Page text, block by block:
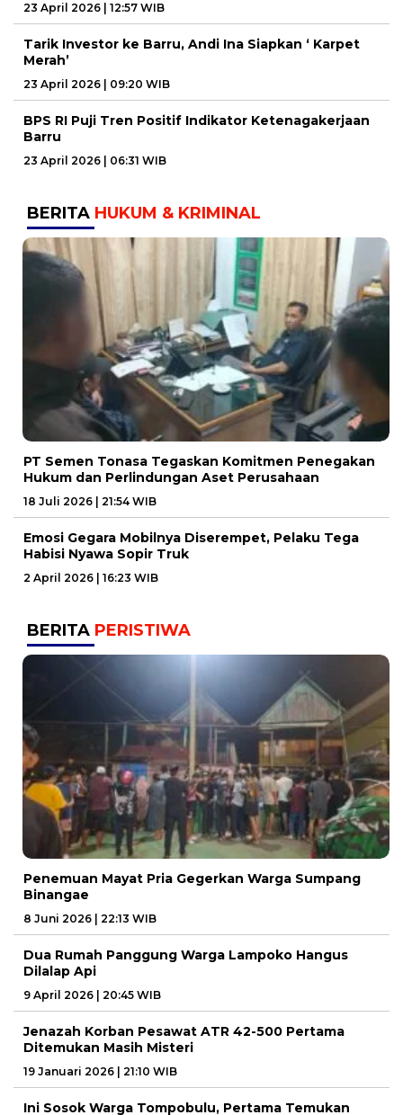
23 April 2026 | 12:57 WIB
Tarik Investor ke Barru, Andi Ina Siapkan ‘ Karpet
Merah’
23 April 2026 | 09:20 WIB
BPS RI Puji Tren Positif Indikator Ketenagakerjaan
Barru
23 April 2026 | 06:31 WIB
BERITA HUKUM & KRIMINAL
PT Semen Tonasa Tegaskan Komitmen Penegakan
Hukum dan Perlindungan Aset Perusahaan
18 Juli 2026 | 21:54 WIB
Emosi Gegara Mobilnya Diserempet, Pelaku Tega
Habisi Nyawa Sopir Truk
2 April 2026 | 16:23 WIB
BERITA PERISTIWA
Penemuan Mayat Pria Gegerkan Warga Sumpang
Binangae
8 Juni 2026 | 22:13 WIB
Dua Rumah Panggung Warga Lampoko Hangus
Dilalap Api
9 April 2026 | 20:45 WIB
Jenazah Korban Pesawat ATR 42-500 Pertama
Ditemukan Masih Misteri
19 Januari 2026 | 21:10 WIB
Ini Sosok Warga Tompobulu, Pertama Temukan